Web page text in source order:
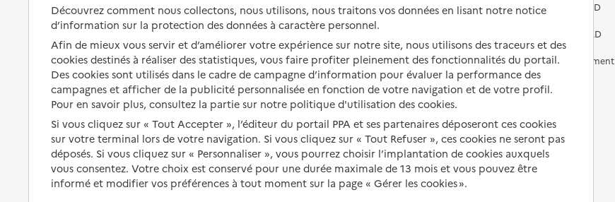
Aménager son logement et
s'équiper
Préserver son autonomie et sa
santé
Organiser à l'avance sa propre
protection
Les mesures de protection
Les obligations de la famille
À qui s’adresser ?
Aides financières
Solutions d'accueil temporaire
Partager son logement
Vivre à domicile avec une
maladie ou un handicap
Être hospitalisé
Fin de vie à domicile
services pour seniors
Vivre en accueil familial
Autres solutions de logement
Préparer l'entrée en EHPAD
Aides financières en EHPAD
Prévention, accompagnement
et soins
Comprendre les prix en
Droits en EHPAD
Fin de vie en EHPAD
Découvrez comment nous collectons, nous utilisons, nous traitons vos données en lisant notre notice
d’information sur la protection des données à caractère personnel.
Afin de mieux vous servir et d’améliorer votre expérience sur notre site, nous utilisons des traceurs et des
cookies destinés à réaliser des statistiques, vous faire profiter pleinement des fonctionnalités du portail.
Des cookies sont utilisés dans le cadre de campagne d’information pour évaluer la performance des
campagnes et afficher de la publicité personnalisée en fonction de votre navigation et de votre profil.
Pour en savoir plus, consultez la partie sur notre politique d'utilisation des cookies.
Si vous cliquez sur « Tout Accepter », l’éditeur du portail PPA et ses partenaires déposeront ces cookies
sur votre terminal lors de votre navigation. Si vous cliquez sur « Tout Refuser », ces cookies ne seront pas
déposés. Si vous cliquez sur « Personnaliser », vous pourrez choisir l’implantation de cookies auxquels
vous consentez. Votre choix est conservé pour une durée maximale de 13 mois et vous pouvez être
informé et modifier vos préférences à tout moment sur la page « Gérer les cookies ».